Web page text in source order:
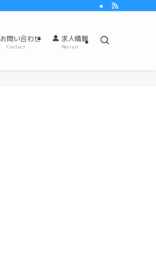
お問い合わせ
Contact
求人情報
Recruit